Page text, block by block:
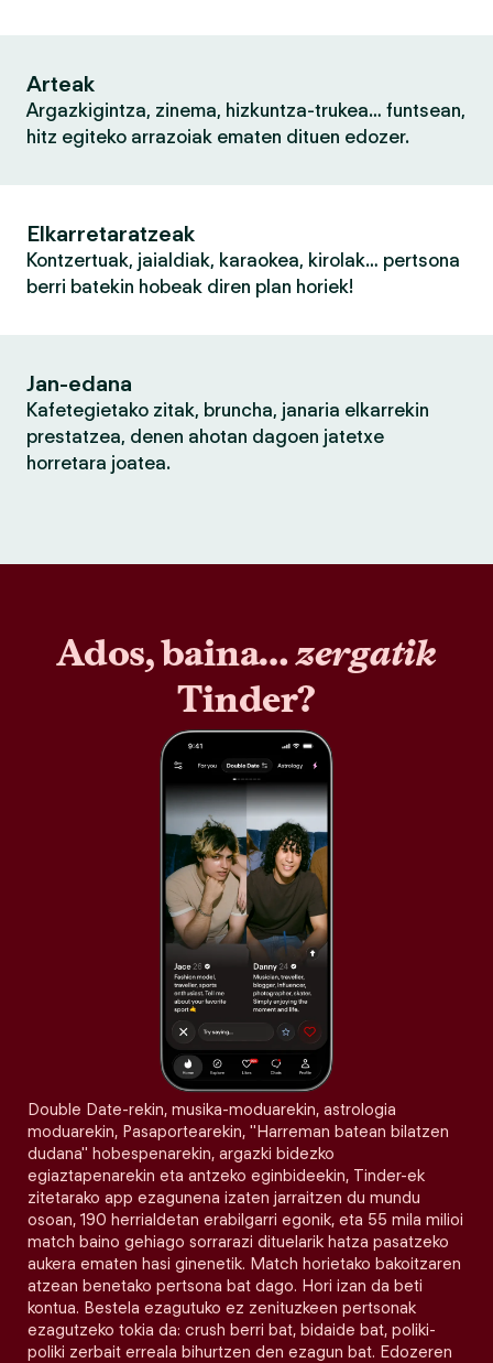
Arteak
Argazkigintza, zinema, hizkuntza-trukea… funtsean,
hitz egiteko arrazoiak ematen dituen edozer.
Elkarretaratzeak
Kontzertuak, jaialdiak, karaokea, kirolak… pertsona
berri batekin hobeak diren plan horiek!
Jan-edana
Kafetegietako zitak, bruncha, janaria elkarrekin
prestatzea, denen ahotan dagoen jatetxe
horretara joatea.
Ados, baina…zergatik
Tinder?
Double Date-rekin, musika-moduarekin, astrologia
moduarekin, Pasaportearekin, "Harreman batean bilatzen
dudana" hobespenarekin, argazki bidezko
egiaztapenarekin eta antzeko eginbideekin, Tinder-ek
zitetarako app ezagunena izaten jarraitzen du mundu
osoan, 190 herrialdetan erabilgarri egonik, eta 55 mila milioi
match baino gehiago sorrarazi dituelarik hatza pasatzeko
aukera ematen hasi ginenetik. Match horietako bakoitzaren
atzean benetako pertsona bat dago. Hori izan da beti
kontua. Bestela ezagutuko ez zenituzkeen pertsonak
ezagutzeko tokia da: crush berri bat, bidaide bat, poliki-
poliki zerbait erreala bihurtzen den ezagun bat. Edozeren